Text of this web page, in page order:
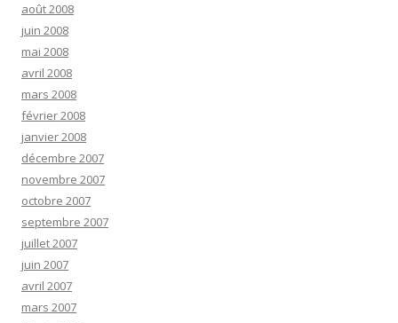
août 2008
juin 2008
mai 2008
avril 2008
mars 2008
février 2008
janvier 2008
décembre 2007
novembre 2007
octobre 2007
septembre 2007
juillet 2007
juin 2007
avril 2007
mars 2007